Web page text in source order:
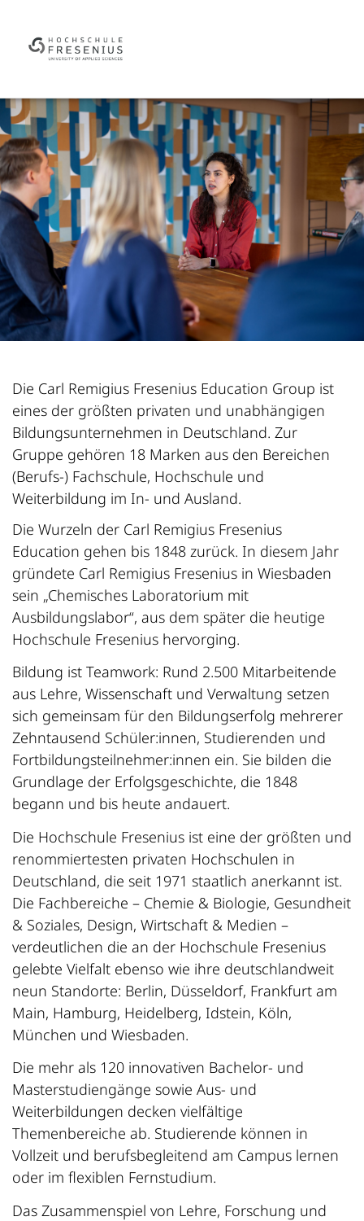
Die Carl Remigius Fresenius Education Group ist
eines der größten privaten und unabhängigen
Bildungsunternehmen in Deutschland. Zur
Gruppe gehören 18 Marken aus den Bereichen
(Berufs-) Fachschule, Hochschule und
Weiterbildung im In- und Ausland.
Die Wurzeln der Carl Remigius Fresenius
Education gehen bis 1848 zurück. In diesem Jahr
gründete Carl Remigius Fresenius in Wiesbaden
sein „Chemisches Laboratorium mit
Ausbildungslabor“, aus dem später die heutige
Hochschule Fresenius hervorging.
Bildung ist Teamwork: Rund 2.500 Mitarbeitende
aus Lehre, Wissenschaft und Verwaltung setzen
sich gemeinsam für den Bildungserfolg mehrerer
Zehntausend Schüler:innen, Studierenden und
Fortbildungsteilnehmer:innen ein. Sie bilden die
Grundlage der Erfolgsgeschichte, die 1848
begann und bis heute andauert.
Die Hochschule Fresenius ist eine der größten und
renommiertesten privaten Hochschulen in
Deutschland, die seit 1971 staatlich anerkannt ist.
Die Fachbereiche – Chemie & Biologie, Gesundheit
& Soziales, Design, Wirtschaft & Medien –
verdeutlichen die an der Hochschule Fresenius
gelebte Vielfalt ebenso wie ihre deutschlandweit
neun Standorte: Berlin, Düsseldorf, Frankfurt am
Main, Hamburg, Heidelberg, Idstein, Köln,
München und Wiesbaden.
Die mehr als 120 innovativen Bachelor- und
Masterstudiengänge sowie Aus- und
Weiterbildungen decken vielfältige
Themenbereiche ab. Studierende können in
Vollzeit und berufsbegleitend am Campus lernen
oder im flexiblen Fernstudium.
Das Zusammenspiel von Lehre, Forschung und